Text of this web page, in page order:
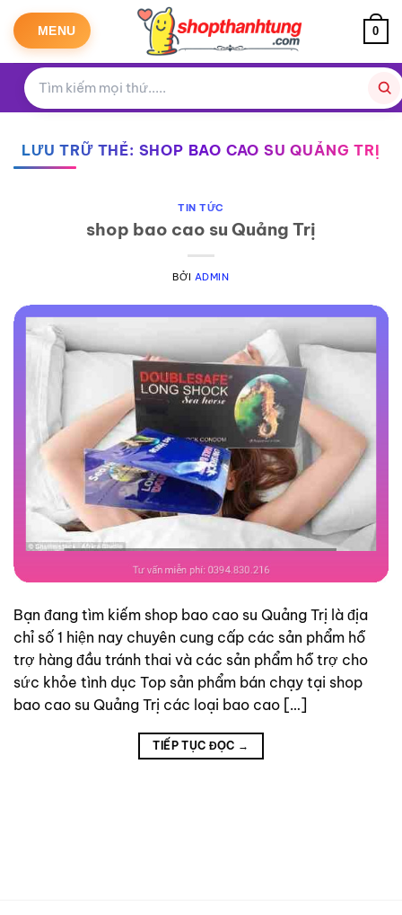
qua
dung
MENU 0
LƯU TRỮ THẺ: SHOP BAO CAO SU QUẢNG TRỊ
TIN TỨC
shop bao cao su Quảng Trị
BỞI ADMIN
Bạn đang tìm kiếm shop bao cao su Quảng Trị là địa
chỉ số 1 hiện nay chuyên cung cấp các sản phẩm hỗ
trợ hàng đầu tránh thai và các sản phẩm hỗ trợ cho
sức khỏe tình dục Top sản phẩm bán chạy tại shop
bao cao su Quảng Trị các loại bao cao […]
TIẾP TỤC ĐỌC →